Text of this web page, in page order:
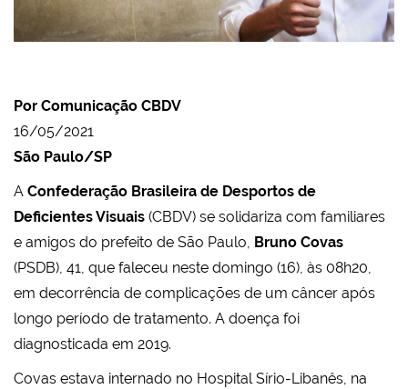
Por Comunicação CBDV
16/05/2021
São Paulo/SP
A Confederação Brasileira de Desportos de
Deficientes Visuais (CBDV) se solidariza com familiares
e amigos do prefeito de São Paulo, Bruno Covas
(PSDB), 41, que faleceu neste domingo (16), às 08h20,
em decorrência de complicações de um câncer após
longo período de tratamento. A doença foi
diagnosticada em 2019.
Covas estava internado no Hospital Sírio-Libanês, na